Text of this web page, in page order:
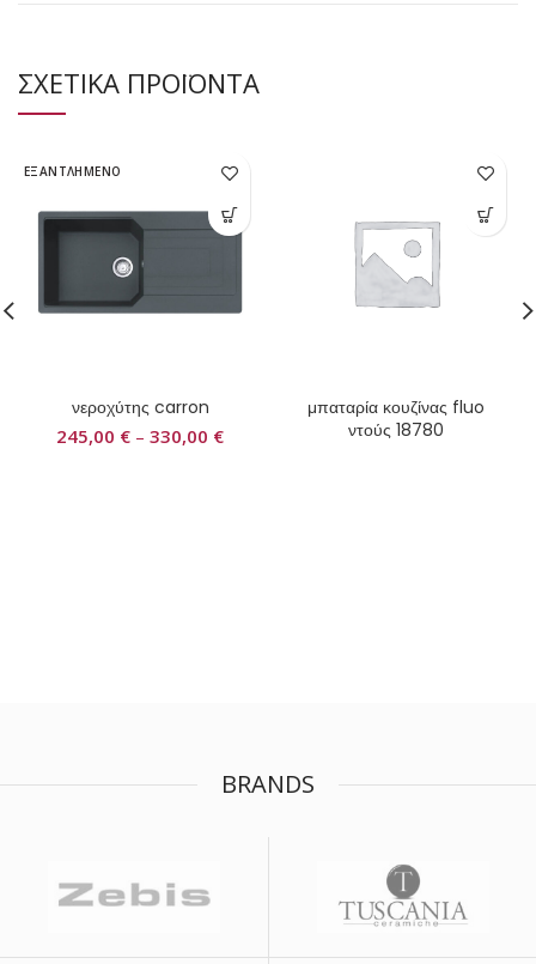
ΣΧΕΤΙΚΑ ΠΡΟΪΟΝΤΑ
ΕΞΑΝΤΛΗΜΕΝΟ
νεροχύτης carron
245,00 € – 330,00 €
μπαταρία κουζίνας fluo
ντούς 18780
BRANDS